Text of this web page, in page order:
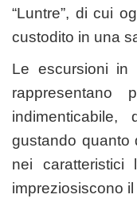
“Luntre”, di cui
custodito in una
Le escursioni in
gustando quanto
nei
impreziosiscono